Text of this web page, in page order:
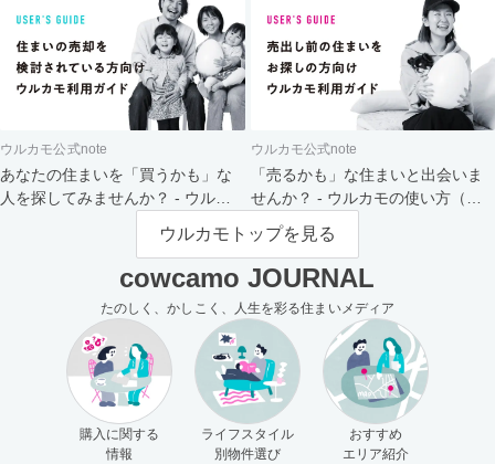
ウルカモ公式note
あなたの住まいを「買うかも」な
人を探してみませんか？ - ウルカ
ウルカモ公式note
「売るかも」な住まいと出会いま
せんか？ - ウルカモの使い方（買
主さま向け）
ウルカモトップを見る
cowcamo JOURNAL
たのしく、かしこく、人生を彩る住まいメディア
購入に関する
情報
ライフスタイル
別物件選び
おすすめ
エリア紹介